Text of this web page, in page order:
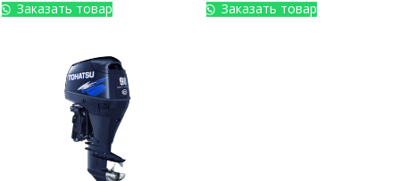
Заказать товар
Заказать товар